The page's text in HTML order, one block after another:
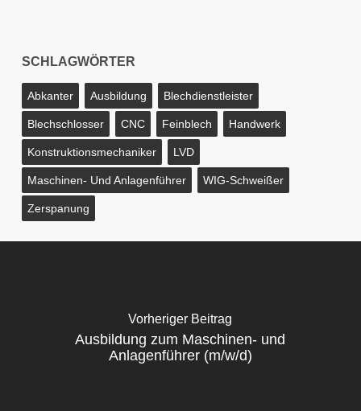
SCHLAGWÖRTER
Abkanter Ausbildung Blechdienstleister
Blechschlosser CNC Feinblech Handwerk
Konstruktionsmechaniker LVD
Maschinen- Und Anlagenführer WIG-Schweißer
Zerspanung
Vorheriger Beitrag
Ausbildung zum Maschinen- und
Anlagenführer (m/w/d)